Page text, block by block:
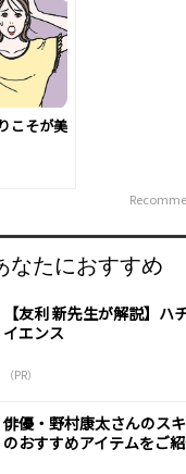
こそが美
なたにおすすめ
【友利 新先生が解説】ハ
イエンス
（PR）
俳優・野村康太さんのス
のおすすめアイテムをご紹